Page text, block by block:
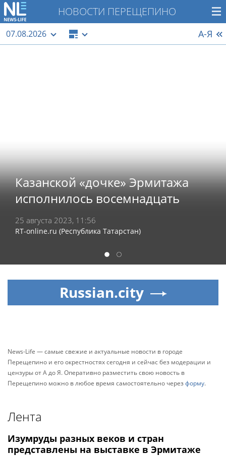
НОВОСТИ ПЕРЕЩЕПИНО
07.08.2026 А-Я
Казанской «дочке» Эрмитажа
исполнилось восемнадцать
25 августа 2023, 11:56
RT-online.ru (Республика Татарстан)
1 2
Russian.city
News-Life — самые свежие и актуальные новости в городе
Перещепино и его окрестностях сегодня и сейчас без модерации и
цензуры от А до Я. Оперативно разместить свою новость в
Перещепино можно в любое время самостоятельно черезформу.
Лента
Изумруды разных веков и стран
представлены на выставке в Эрмитаже